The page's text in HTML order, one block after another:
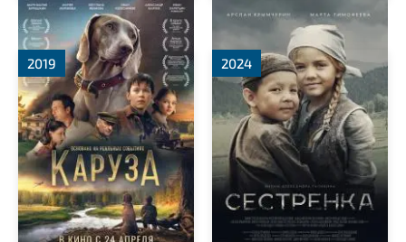
Каруза Сестренка
2019 2024